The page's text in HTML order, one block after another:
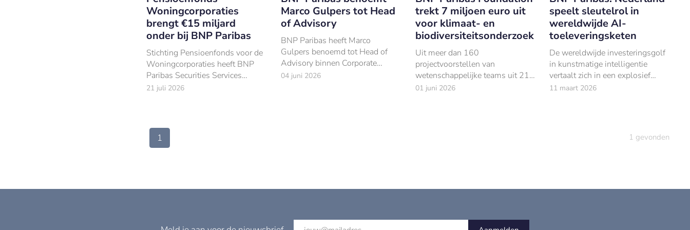
Woningcorporaties
brengt €15 miljard
onder bij BNP Paribas
Stichting Pensioenfonds voor de
Woningcorporaties heeft BNP
Paribas Securities Services
aangesteld als global custodian
21 juli 2026
Marco Gulpers tot Head
of Advisory
BNP Paribas heeft Marco
Gulpers benoemd tot Head of
Advisory binnen Corporate
Finance en M&A in Nederland.
04 juni 2026
trekt 7 miljoen euro uit
voor klimaat- en
biodiversiteitsonderzoek
Uit meer dan 160
projectvoorstellen van
wetenschappelijke teams uit 21
landen selecteerde de BNP
01 juni 2026
speelt sleutelrol in
wereldwijde AI-
toeleveringsketen
De wereldwijde investeringsgolf
in kunstmatige intelligentie
vertaalt zich in een explosief
groeiende handel in AI-
11 maart 2026
1 1 gevonden